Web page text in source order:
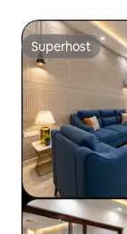
Superhost
Superhost